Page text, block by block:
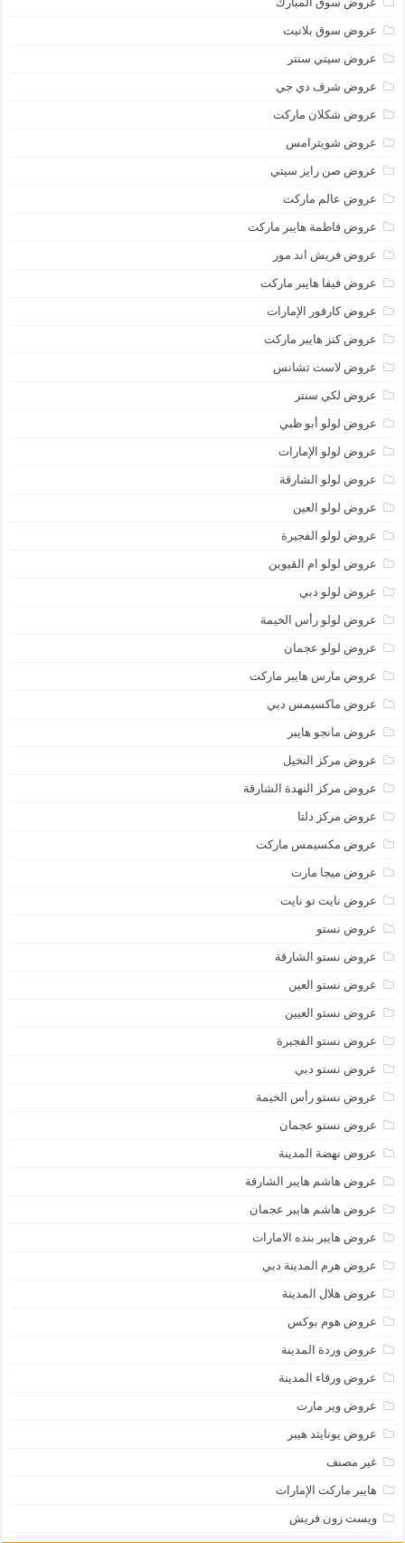
عروض سوق بلانيت
عروض سيتي سنتر
عروض شرف دي جي
عروض شكلان ماركت
عروض شويترامس
عروض صن رايز سيتي
عروض عالم ماركت
عروض فاطمة هايبر ماركت
عروض فريش اند مور
عروض فيفا هايبر ماركت
عروض كارفور الإمارات
عروض كنز هايبر ماركت
عروض لاست تشانس
عروض لكي سنتر
عروض لولو أبو ظبي
عروض لولو الإمارات
عروض لولو الشارقة
عروض لولو العين
عروض لولو الفجيرة
عروض لولو ام القيوين
عروض لولو دبي
عروض لولو رأس الخيمة
عروض لولو عجمان
عروض مارس هايبر ماركت
عروض ماكسيمس دبي
عروض مانجو هايبر
عروض مركز النخيل
عروض مركز النهدة الشارقة
عروض مركز دلتا
عروض مكسيمس ماركت
عروض ميجا مارت
عروض نايت تو نايت
عروض نستو
عروض نستو الشارقة
عروض نستو العين
عروض نستو العيين
عروض نستو الفجيرة
عروض نستو دبي
عروض نستو رأس الخيمة
عروض نستو عجمان
عروض نهضة المدينة
عروض هاشم هايبر الشارقة
عروض هاشم هايبر عجمان
عروض هايبر بنده الامارات
عروض هرم المدينة دبي
عروض هلال المدينة
عروض هوم بوكس
عروض وردة المدينة
عروض ورقاء المدينة
عروض وير مارت
عروض يونايتد هيبر
غير مصنف
هايبر ماركت الإمارات
ويست زون فريش